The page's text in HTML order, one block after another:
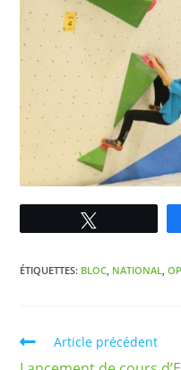
ÉTIQUETTES: BLOC NATIONAL
Article précédent